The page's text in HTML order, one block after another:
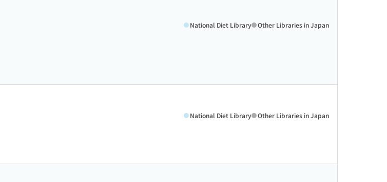
National Diet Library Other Libraries in Japan
National Diet Library Other Libraries in Japan